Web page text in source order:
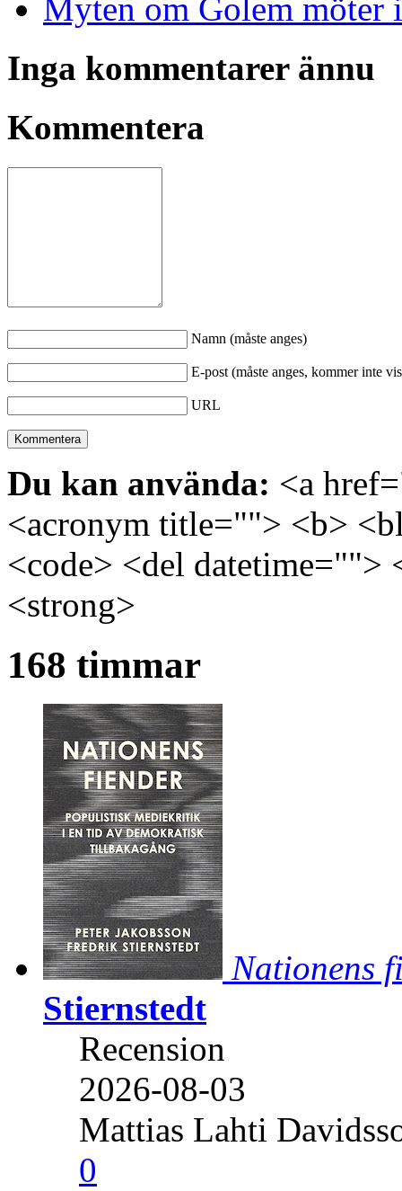
Myten om Golem möter
Inga kommentarer ännu
Kommentera
Namn (måste anges)
E-post (måste anges, kommer inte
URL
Du kan använda: <a
<acronym title=""> <b>
<code> <del
<strong>
168 timmar
Nationens
Stiernstedt
Recension
2026-08-03
Mattias Lahti
0